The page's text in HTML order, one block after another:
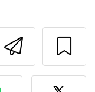
o autor